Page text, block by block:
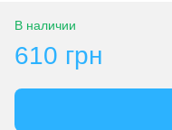
В наличии
610 грн